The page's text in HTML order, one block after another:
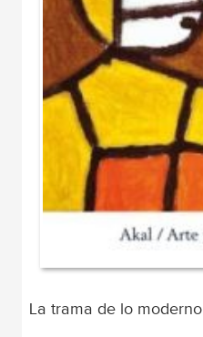
La trama de lo moderno